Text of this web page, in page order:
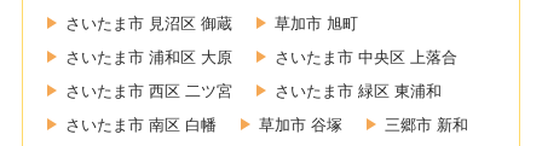
さいたま市 見沼区 御蔵
草加市 旭町
さいたま市 浦和区 大原
さいたま市 中央区 上落合
さいたま市 西区 二ツ宮
さいたま市 緑区 東浦和
さいたま市 南区 白幡
草加市 谷塚
三郷市 新和